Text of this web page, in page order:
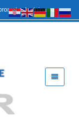
nekretninama